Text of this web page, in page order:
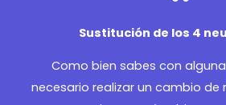
Sustitución de los 4
Como bien sabes con
necesario realizar un cambio de